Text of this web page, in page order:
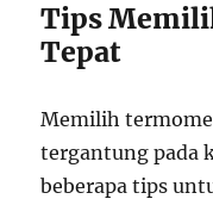
Tips
Tepat
Memilih
tergantung pada
beberapa tips